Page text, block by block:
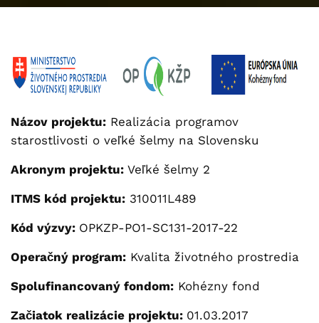
Názov projektu: Realizácia programov
starostlivosti o veľké šelmy na Slovensku
Akronym projektu: Veľké šelmy 2
ITMS kód projektu: 310011L489
Kód výzvy: OPKZP-PO1-SC131-2017-22
Operačný program: Kvalita životného prostredia
Spolufinancovaný fondom: Kohézny fond
Začiatok realizácie projektu: 01.03.2017